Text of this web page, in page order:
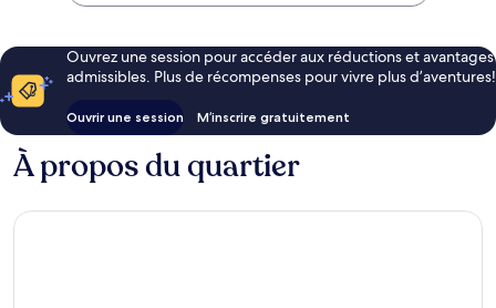
Ouvrez une session pour accéder aux réductions et avantages
admissibles. Plus de récompenses pour vivre plus d’aventures!
Ouvrir une session M’inscrire gratuitement
À propos du quartier